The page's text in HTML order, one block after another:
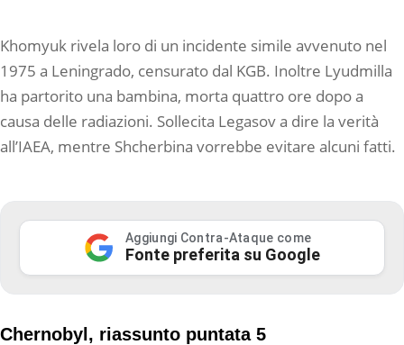
Khomyuk rivela loro di un incidente simile avvenuto nel
1975 a Leningrado, censurato dal KGB. Inoltre Lyudmilla
ha partorito una bambina, morta quattro ore dopo a
causa delle radiazioni. Sollecita Legasov a dire la verità
all’IAEA, mentre Shcherbina vorrebbe evitare alcuni fatti.
Aggiungi Contra-Ataque come
Fonte preferita su Google
Chernobyl, riassunto puntata 5